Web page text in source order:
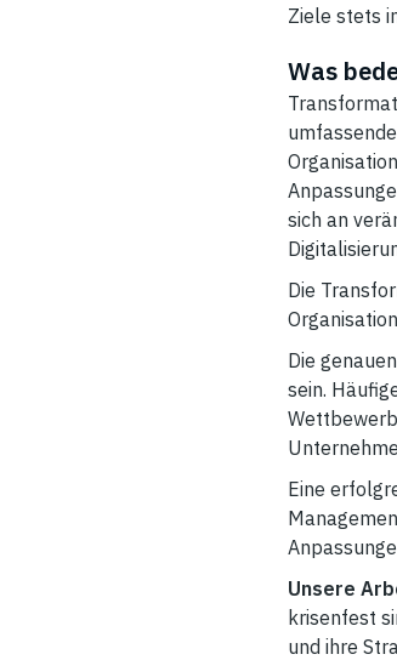
Ziele stets
Was
sich an
Die
Die
sein.
Eine
Unsere
krisenfest
und ihre